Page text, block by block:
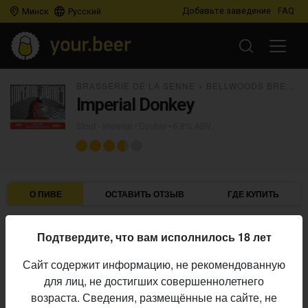
Минск Русский Добавьте заведение FAQ
Imperial Donkey
О ПИВЕ ОСТАВИТЬ ОТЗЫВ ГДЕ КУПИТЬ
Пивоварни:
Bellwoods Brewery
Алкоголь:
6,8%
Производство:
постоянный выпуск
Начало
Подтвердите, что вам исполнилось 18 лет
Сайт содержит информацию, не рекомендованную
для лиц, не достигших совершеннолетнего
возраста. Сведения, размещённые на сайте, не